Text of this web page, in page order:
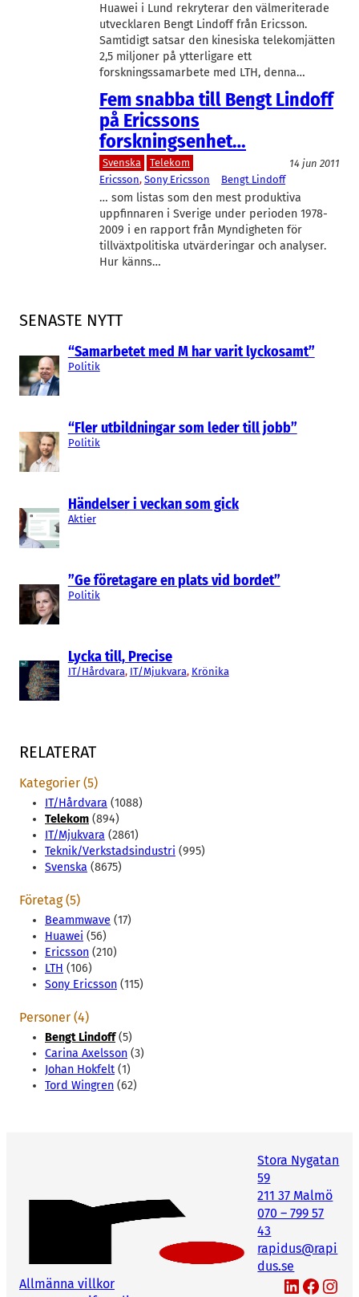
SENASTE NYTT
“Samarbetet med M har varit lyckosamt”
Politik
“Fler utbildningar som leder till jobb”
Politik
Händelser i veckan som gick
Aktier
”Ge företagare en plats vid bordet”
Politik
Lycka till, Precise
IT/Hårdvara, IT/Mjukvara, Krönika
Huawei i Lund rekryterar den välmeriterade
utvecklaren Bengt Lindoff från Ericsson.
Samtidigt satsar den kinesiska telekomjätten
2,5 miljoner på ytterligare ett
forskningssamarbete med LTH, denna…
Fem snabba till Bengt Lindoff
på Ericssons
forskningsenhet…
Svenska Telekom
14 jun 2011
Ericsson, Sony Ericsson Bengt Lindoff
… som listas som den mest produktiva
uppfinnaren i Sverige under perioden 1978-
2009 i en rapport från Myndigheten för
tillväxtpolitiska utvärderingar och analyser.
Hur känns…
RELATERAT
Kategorier (5)
IT/Hårdvara (1088)
Telekom (894)
IT/Mjukvara (2861)
Teknik/Verkstadsindustri (995)
Svenska (8675)
Företag (5)
Beammwave (17)
Huawei (56)
Ericsson (210)
LTH (106)
Sony Ericsson (115)
Personer (4)
Bengt Lindoff(5)
Carina Axelsson (3)
Johan Hokfelt (1)
Tord Wingren (62)
Stora Nygatan
59
211 37 Malmö
070 – 799 57
43
rapidus@rapi
dus.se
Allmänna villkor
LinkedIn Facebook Instagram